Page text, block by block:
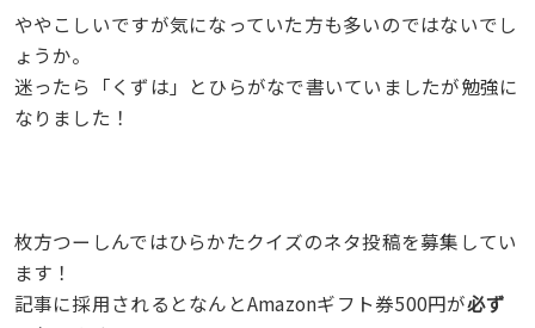
ややこしいですが気になっていた方も多いのではないでし
ょうか。
迷ったら「くずは」とひらがなで書いていましたが勉強に
なりました！
枚方つーしんではひらかたクイズのネタ投稿を募集してい
ます！
記事に採用されるとなんとAmazonギフト券500円が必ず